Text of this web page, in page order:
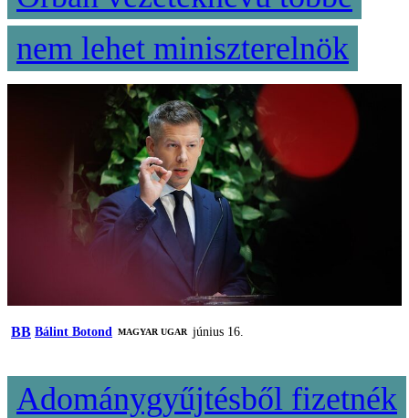
nem lehet miniszterelnök
BB Bálint Botond MAGYAR UGAR június 16.
Adománygyűjtésből fizetnék